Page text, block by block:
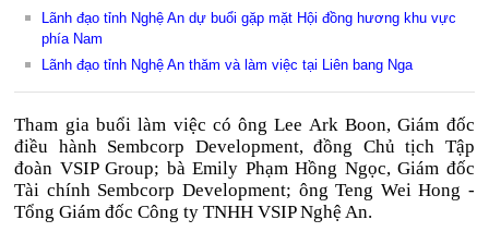
Lãnh đạo tỉnh Nghệ An dự buổi gặp mặt Hội đồng hương khu vực
phía Nam
Lãnh đạo tỉnh Nghệ An thăm và làm việc tại Liên bang Nga
Tham gia buổi làm việc có ông Lee Ark Boon, Giám đốc
điều hành Sembcorp Development, đồng Chủ tịch Tập
đoàn VSIP Group; bà Emily Phạm Hồng Ngọc, Giám đốc
Tài chính Sembcorp Development; ông Teng Wei Hong -
Tổng Giám đốc Công ty TNHH VSIP Nghệ An.